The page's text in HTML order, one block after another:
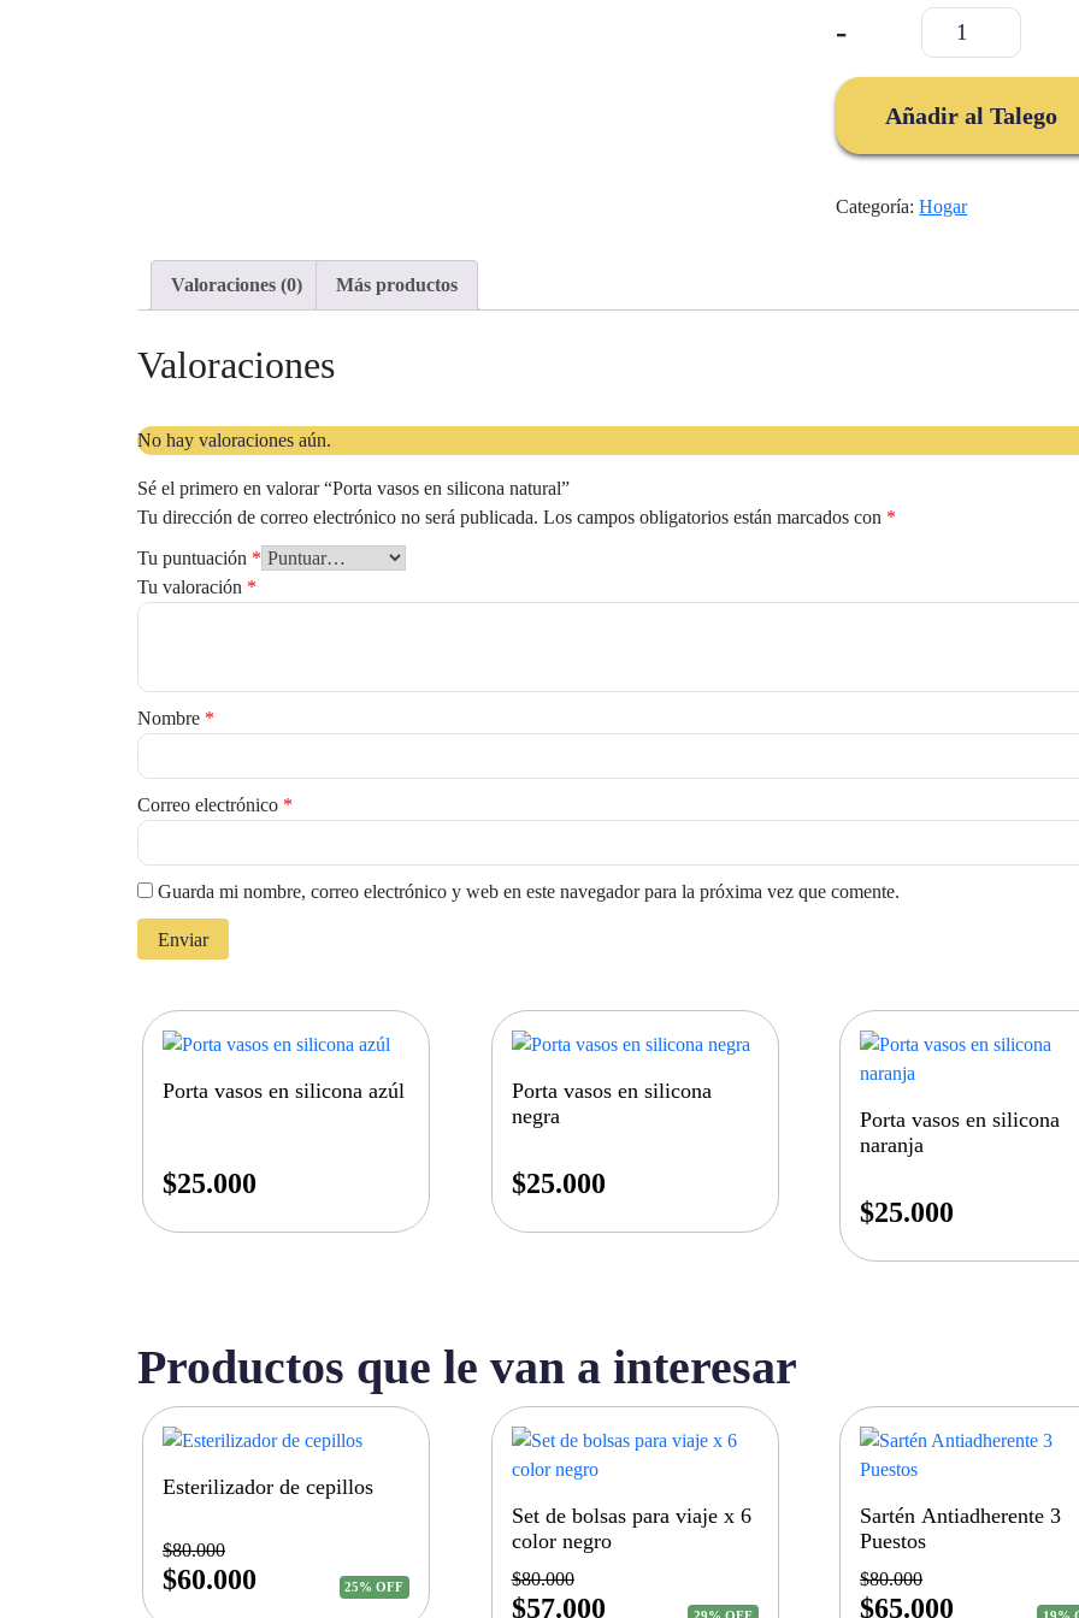
-
en
silicona
cantidad
Añadir al Talego
Categoría:Hogar
Valoraciones (0) Más productos
Valoraciones
No hay valoraciones aún.
Sé el primero en valorar “Porta vasos en silicona natural”
Tu dirección de correo electrónico no será publicada. Los campos obligatorios están marcados con *
Tu puntuación *
Tu valoración *
Nombre *
Correo electrónico *
Guarda mi nombre, correo electrónico y web en este navegador para la próxima vez que comente.
Porta vasos en silicona azúl
$25.000
Porta vasos en silicona
negra
$25.000
Porta vasos en silicona
naranja
$25.000
Productos que le van a interesar
Esterilizador de cepillos
$80.000
$60.000 25% OFF
Set de bolsas para viaje x 6
color negro
$80.000
$57.000
Sartén Antiadherente 3
Puestos
$80.000
$65.000